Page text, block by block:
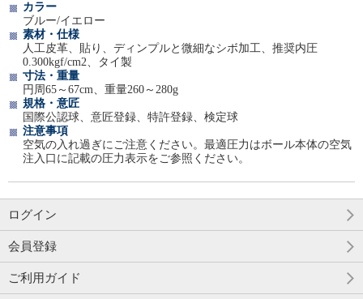
カラー
ブルー/イエロー
素材・仕様
人工皮革、貼り、ディンプルと微細なシボ加工、推奨内圧
0.300kgf/cm2、タイ製
寸法・重量
円周65～67cm、重量260～280g
規格・意匠
国際公認球、意匠登録、特許登録、検定球
注意事項
空気の入れ過ぎにご注意ください。最適圧力はボール本体の空気
注入口に記載の圧力表示をご参照ください。
ログイン
会員登録
ご利用ガイド